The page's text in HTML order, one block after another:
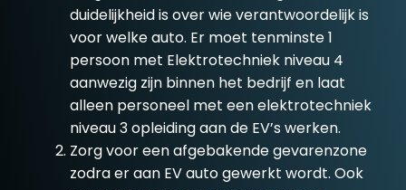
duidelijkheid is over wie verantwoordelijk is
voor welke auto. Er moet tenminste 1
persoon met Elektrotechniek niveau 4
aanwezig zijn binnen het bedrijf en laat
alleen personeel met een elektrotechniek
niveau 3 opleiding aan de EV’s werken.
Zorg voor een afgebakende gevarenzone
zodra er aan EV auto gewerkt wordt. Ook